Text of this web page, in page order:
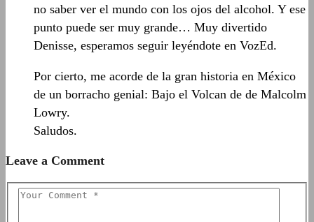
no saber ver el mundo con los ojos del alcohol. Y ese
punto puede ser muy grande… Muy divertido
Denisse, esperamos seguir leyéndote en VozEd.
Por cierto, me acorde de la gran historia en México
de un borracho genial: Bajo el Volcan de de Malcolm
Lowry.
Saludos.
Leave a Comment